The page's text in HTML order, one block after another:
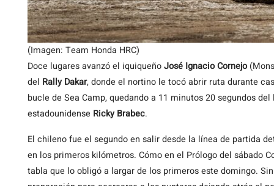
(Imagen: Team Honda HRC)
Doce lugares avanzó el iquiqueñoJosé Ignacio Cornejo
del Rally Dakar, donde el nortino le tocó abrir ruta durante
bucle de Sea Camp, quedando a 11 minutos 20 segundos
estadounidense Ricky Brabec.
El chileno fue el segundo en salir desde la línea de partida
en los primeros kilómetros. Cómo en el Prólogo del sábado
tabla que lo obligó a largar de los primeros este domingo.